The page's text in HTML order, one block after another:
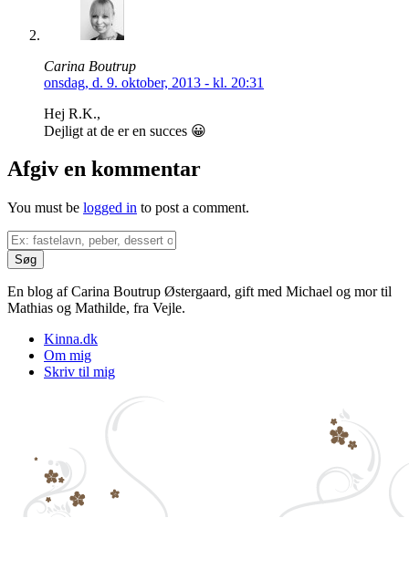
Carina Boutrup
onsdag, d. 9. oktober, 2013 - kl. 20:31
Hej R.K.,
Dejligt at de er en succes 😀
Afgiv en kommentar
You must be logged in to post a comment.
En blog af Carina Boutrup Østergaard, gift med Michael og mor til
Mathias og Mathilde, fra Vejle.
Kinna.dk
Om mig
Skriv til mig